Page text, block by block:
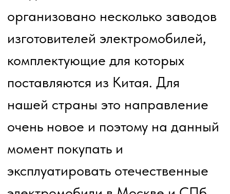
тыс руб в один год. Данная
невероятно существенная сумма
экономии за один год
параметров как:
многократно меньше
стоимости бензина
раза реже и в 3 раза
дешевле аналогичного
бензинового автомобиля